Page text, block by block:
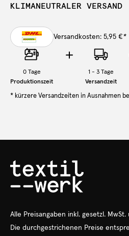
KLIMANEUTRALER VERSAND
Versandkosten: 5,95 €*
0Tage
Produktionszeit
1 - 3 Tage
Versandzeit
* kürzere Versandzeiten in Ausnahmen
Alle Preisangaben inkl. gesetzl. MwSt.
Die durchgestrichenen Preise